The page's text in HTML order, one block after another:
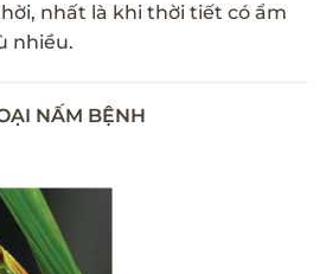
nhất là khi thời tiết có ẩm
nhiều.
NẤM BỆNH